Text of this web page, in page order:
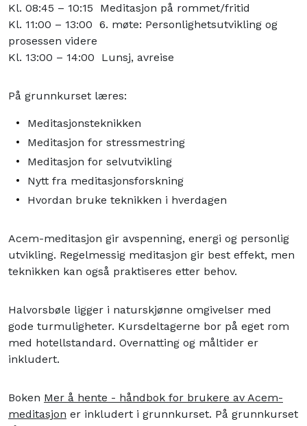
Kl. 08:45 – 10:15 Meditasjon på rommet/fritid
Kl. 11:00 – 13:00 6. møte: Personlighetsutvikling og
prosessen videre
Kl. 13:00 – 14:00 Lunsj, avreise
På grunnkurset læres:
Meditasjonsteknikken
Meditasjon for stressmestring
Meditasjon for selvutvikling
Nytt fra meditasjonsforskning
Hvordan bruke teknikken i hverdagen
Acem-meditasjon gir avspenning, energi og personlig
utvikling. Regelmessig meditasjon gir best effekt, men
teknikken kan også praktiseres etter behov.
Halvorsbøle ligger i naturskjønne omgivelser med
gode turmuligheter. Kursdeltagerne bor på eget rom
med hotellstandard. Overnatting og måltider er
inkludert.
Boken Mer å hente - håndbok for brukere av Acem-
meditasjon er inkludert i grunnkurset. På grunnkurset